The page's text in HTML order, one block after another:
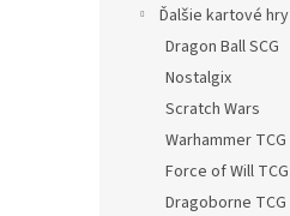
Ďalšie kartové hry
Dragon Ball SCG
Nostalgix
Scratch Wars
Warhammer TCG
Force of Will TCG
Dragoborne TCG